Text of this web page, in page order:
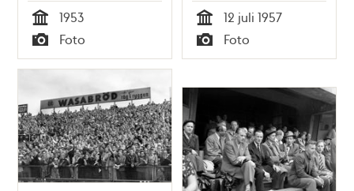
Tid
1953
Typ
Foto
filminspelningen av
""Smultronstället"".
V. Sjöström, 78 år,
Bergmans nya film
Tid
12 juli 1957
Typ
Foto